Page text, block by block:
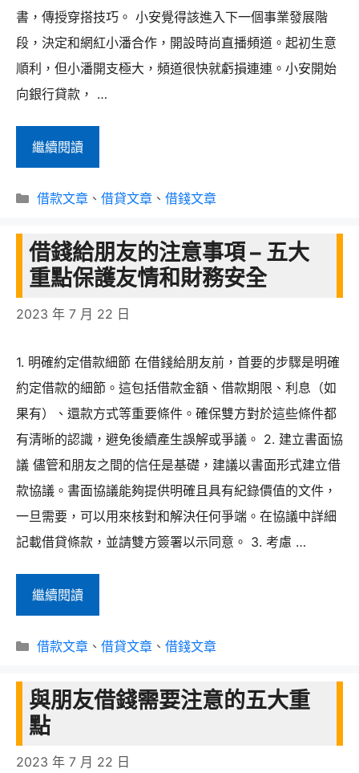
書，傳授穿搭技巧。 小安覺得該進入下一個事業發展階
段，決定和網紅小潘合作，開設時尚直播頻道。起初生意
順利，但小潘開支極大，頻道很快就虧損連連。小安開始
向銀行貸款， …
繼續閱讀知
人
知
不
知
可
分
借款文章、 借貸文章、 借錢文章
借錢給朋友的注意事項 – 五大
重點保護友情和財務安全
2023 年 7 月 22 日
1. 明確約定借款細節 在借錢給朋友前，首要的步驟是明確
約定借款的細節。這包括借款金額、借款期限、利息（如
果有）、還款方式等重要條件。確保雙方對於這些條件都
有清晰的認識，避免後續產生誤解或爭議。 2. 建立書面協
議 儘管和朋友之間的信任是基礎，建議以書面形式建立借
款協議。書面協議能夠提供明確且具有紀錄價值的文件，
一旦需要，可以用來核對和解決任何爭端。在協議中詳細
記載借貸條款，並請雙方簽署以示同意。 3. 考慮 …
繼續閱讀借
錢
給
友
分
借款文章、 借貸文章、 借錢文章
與朋友借錢需要注意的五大重
點
2023 年 7 月 22 日